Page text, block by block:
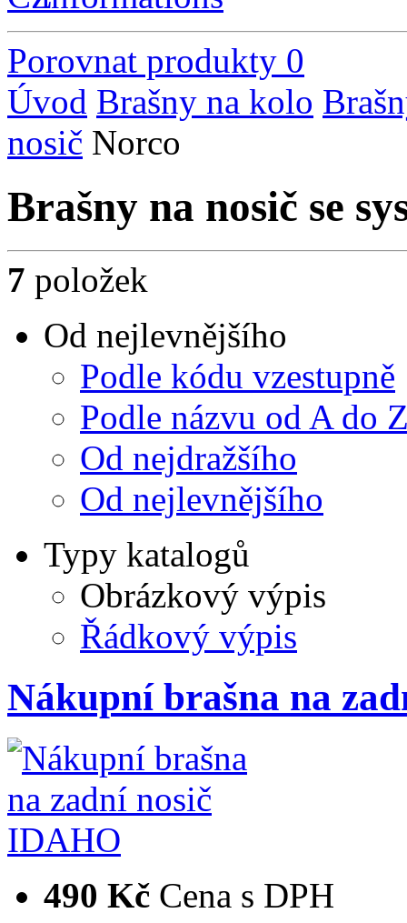
Porovnat produkty 0
Úvod Brašny na kolo
nosič Norco
Brašny na nosič se
7 položek
Od nejlevnějšího
Podle kódu vzestupně
Podle názvu od A do
Od nejdražšího
Od nejlevnějšího
Typy katalogů
Obrázkový výpis
Řádkový výpis
Nákupní brašna na
490 Kč Cena s DPH